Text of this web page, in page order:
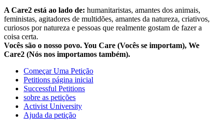
A Care2 está ao lado de: humanitaristas, amantes dos animais,
feministas, agitadores de multidões, amantes da natureza, criativos,
curiosos por natureza e pessoas que realmente gostam de fazer a
coisa certa.
Vocês são o nosso povo. You Care (Vocês se importam), We
Care2 (Nós nos importamos também).
Começar Uma Petição
Petitions página inicial
Successful Petitions
sobre as petições
Activist University
Ajuda da petição